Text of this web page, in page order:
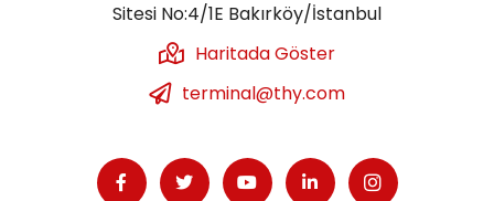
Sitesi No:4/1E Bakırköy/İstanbul
Haritada Göster
terminal@thy.com